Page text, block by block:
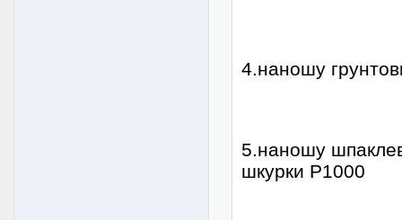
4.наношу
5.наношу
шкурки Р1000